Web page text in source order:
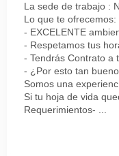
La sede de trabajo :
Lo que te ofrecemos:
- EXCELENTE
- Respetamos tus
- Tendrás Contrato a
- ¿Por esto tan
Somos una
Si tu hoja de vida
Requerimientos- ...